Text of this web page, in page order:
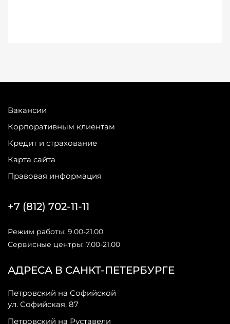
Вакансии
Корпоративным клиентам
Кредит и страхование
Карта сайта
Правовая информация
АДРЕСА В САНКТ-ПЕТЕРБУРГЕ
Петровский на Софийской
ул. Софийская, 87
Петровский на Руставели
+7 (812) 702-11-11
Режим работы: 9.00-21.00
Сервисные центры: 7.00-21.00